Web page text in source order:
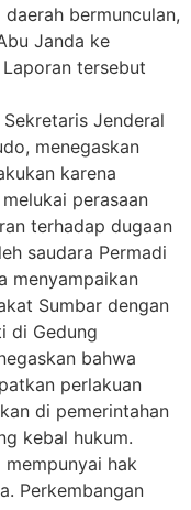
bermunculan,
Janda ke
tersebut
Jenderal
menegaskan
karena
perasaan
terhadap dugaan
saudara Permadi
menyampaikan
Sumbar dengan
di Gedung
bahwa
perlakuan
di pemerintahan
kebal hukum.
hak
Perkembangan